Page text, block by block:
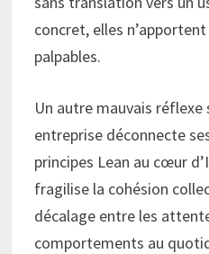
concret, elles
palpables.
Un autre mauvais réflexe
entreprise déconnecte
principes Lean au cœur
fragilise la cohésion
décalage entre les
comportements au